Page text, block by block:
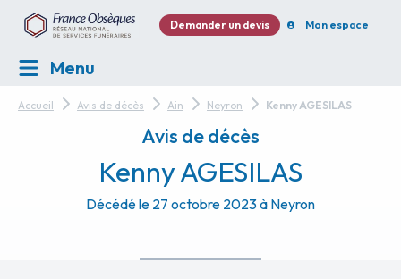
Demander un devis Mon espace
Menu
Accueil Avis de décès Ain Neyron Kenny AGESILAS
Avis de décès
Kenny AGESILAS
Décédé le 27 octobre 2023 à Neyron